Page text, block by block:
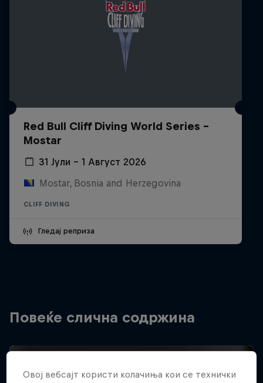
Red Bull Cliff Diving World Series -
Mostar
31 Јули – 1 Август 2026
Mostar, Bosnia and Herzegovina
CLIFF DIVING
Гледај реприза
Повеќе слична содржина
Овој вебсајт користи колачиња кои се технички